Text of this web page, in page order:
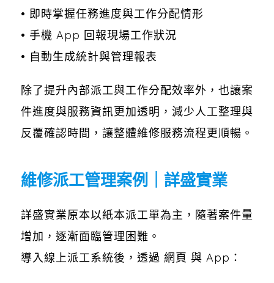
• 即時掌握任務進度與工作分配情形
• 手機 App 回報現場工作狀況
• 自動生成統計與管理報表
除了提升內部派工與工作分配效率外，也讓案
件進度與服務資訊更加透明，減少人工整理與
反覆確認時間，讓整體維修服務流程更順暢。
維修派工管理案例｜詳盛實業
詳盛實業原本以紙本派工單為主，隨著案件量
增加，逐漸面臨管理困難。
導入線上派工系統後，透過 網頁 與 App：